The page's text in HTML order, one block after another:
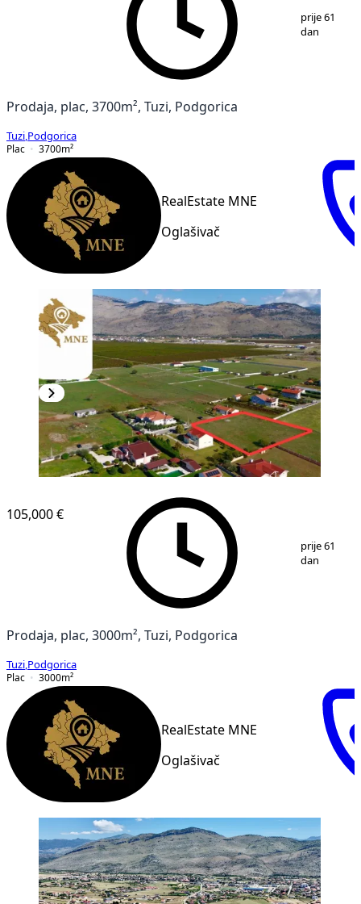
prije 61
dan
Prodaja, plac, 3700m², Tuzi, Podgorica
Tuzi Podgorica
Plac
3700m²
RealEstate MNE
Oglašivač
105,000 €
prije 61
dan
Prodaja, plac, 3000m², Tuzi, Podgorica
Tuzi Podgorica
Plac
3000m²
RealEstate MNE
Oglašivač